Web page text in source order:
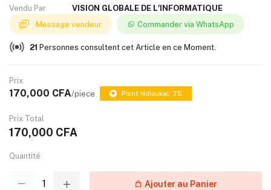
Vendu Par
VISION GLOBALE DE L'INFORMATIQUE
Message vendeur
Commander via WhatsApp
21 Personnes consultent cet Article en ce Moment.
Prix
170,000 CFA/piece Point Ndioukal: 75
Prix Total
170,000 CFA
Quantité
Ajouter au Panier